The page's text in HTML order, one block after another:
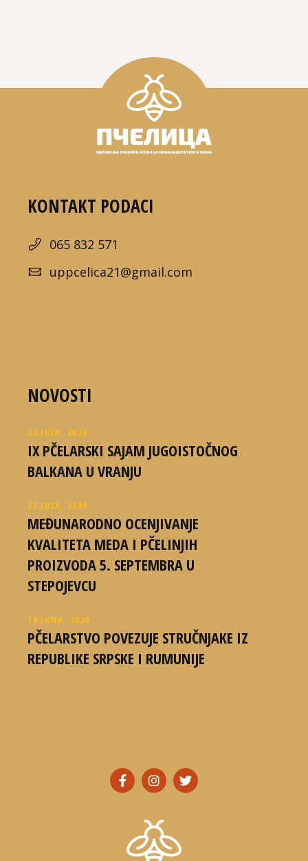
KONTAKT PODACI
065 832 571
uppcelica21@gmail.com
NOVOSTI
23 JULA, 2026
IX PČELARSKI SAJAM JUGOISTOČNOG
BALKANA U VRANJU
22 JULA, 2026
MEĐUNARODNO OCENJIVANJE
KVALITETA MEDA I PČELINJIH
PROIZVODA 5. SEPTEMBRA U
STEPOJEVCU
18 JUNA, 2026
PČELARSTVO POVEZUJE STRUČNJAKE IZ
REPUBLIKE SRPSKE I RUMUNIJE